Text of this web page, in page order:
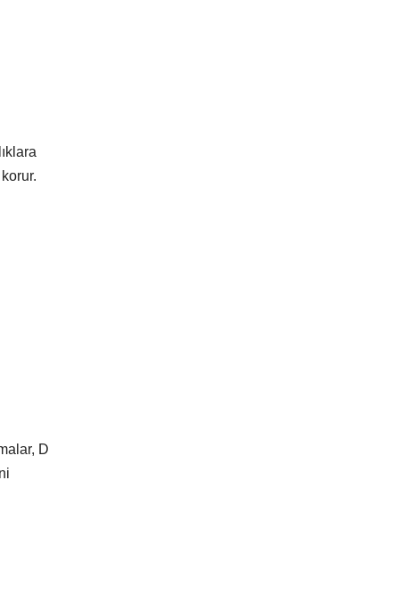
D